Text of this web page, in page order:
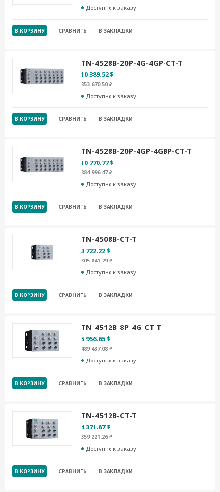
Доступно к заказу
В КОРЗИНУ СРАВНИТЬ В ЗАКЛАДКИ
TN-4528B-20P-4G-4GP-CT-T
10 389.52 $
853 670.50 ₽
Доступно к заказу
В КОРЗИНУ СРАВНИТЬ В ЗАКЛАДКИ
TN-4528B-20P-4GP-4GBP-CT-T
10 770.77 $
884 996.47 ₽
Доступно к заказу
В КОРЗИНУ СРАВНИТЬ В ЗАКЛАДКИ
TN-4508B-CT-T
3 722.22 $
305 841.79 ₽
Доступно к заказу
В КОРЗИНУ СРАВНИТЬ В ЗАКЛАДКИ
TN-4512B-8P-4G-CT-T
5 956.65 $
489 437.08 ₽
Доступно к заказу
В КОРЗИНУ СРАВНИТЬ В ЗАКЛАДКИ
TN-4512B-CT-T
4 371.87 $
359 221.26 ₽
Доступно к заказу
В КОРЗИНУ СРАВНИТЬ В ЗАКЛАДКИ